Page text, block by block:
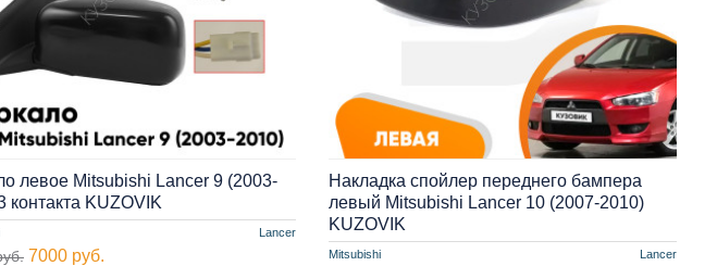
Lancer
левое Mitsubishi Lancer 9 (2003-
контакта KUZOVIK
7000 руб. Mitsubishi Lancer
Накладка спойлер переднего бампера
левый Mitsubishi Lancer 10 (2007-2010)
KUZOVIK